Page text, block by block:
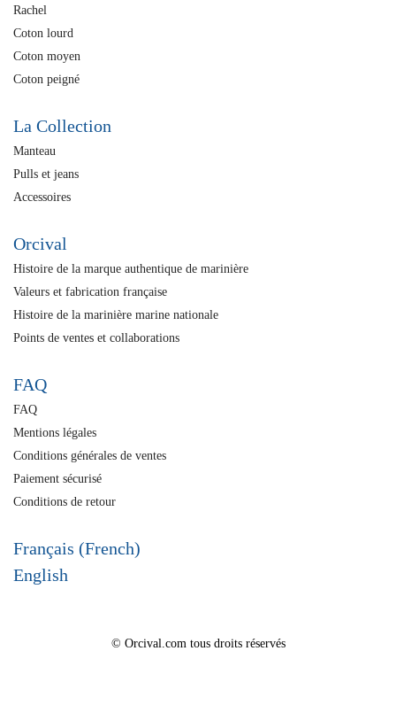
Rachel
Coton lourd
Coton moyen
Coton peigné
La Collection
Manteau
Pulls et jeans
Accessoires
Orcival
Histoire de la marque authentique de marinière
Valeurs et fabrication française
Histoire de la marinière marine nationale
Points de ventes et collaborations
FAQ
FAQ
Mentions légales
Conditions générales de ventes
Paiement sécurisé
Conditions de retour
Français (French)
English
© Orcival.com tous droits réservés